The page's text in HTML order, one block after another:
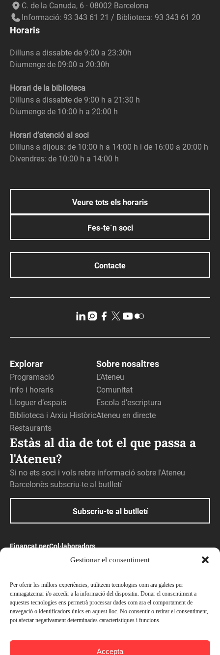
Gestionar el consentiment
Per oferir les millors experiències, utilitzem tecnologies com ara galetes per
emmagatzemar i/o accedir a la informació del dispositiu. Donar el consentiment a
aquestes tecnologies ens permetrà processar dades com ara el comportament de
navegació o identificadors únics en aquest lloc. No consentir o retirar el consentiment,
pot afectar negativament determinades característiques i funcions.
Accepta
C. de la Canuda, 6 · 08002 Barcelona
Informació: 93 343 61 21 / Biblioteca: 93 343 61 20
Horaris
Dilluns a dissabte de 9:00 a 23:30h
Diumenge de 09:00 a 20:30h
Horari de la biblioteca
Dilluns a dissabte de 9:00 h a 21:30 h
Diumenge de 10:00 h a 20:00 h
Horari d’atenció al soci
Dilluns a dijous: de 10:00 h a 14:00 h i de 16:00 a 20:00 h
Divendres: de 10:00 h a 14:00 h
Veure tots els horaris
Fes-te´n soci
Contacte
Explorar
Programació
Info i horaris
Lloguer d’espais
Biblioteca i Arxiu Històric
Restaurants
Sobre nosaltres
L’Ateneu
Comunitat
Escola d’escriptura
Ateneu en directe
Estàs al dia de tot el que passa a
l'Ateneu?
Si no ets soci i vols rebre informació sobre l'Ateneu
Barcelonès subscriu-te al butlletí
Subscriu-te al butlletí
Finançat perCol·laboradors
© Ateneu Barcelonès, 2026. Tots els drets reservats